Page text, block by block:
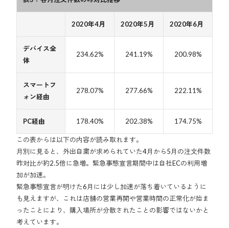
2020年4月 2020年5月 2020年6月
デバイス全
体
234.62% 241.19% 200.98%
スマートフ
ォン経由
278.07% 277.66% 222.11%
PC経由 178.40% 202.38% 174.75%
この表からは以下の内容が読み取れます。
月別に見ると、外出自粛が求められていた4月から5月の注文件数
昨対比が約2.5倍に急増。緊急事態宣言期間中は自社ECの利用増
加が加速。
緊急事態宣言が明けた6月には少し加速が落ち着いているように
も見えますが、これは店舗の営業再開や営業時間の正常化が始ま
ったことにより、購入場所が分散されたことの影響ではないかと
考えています。